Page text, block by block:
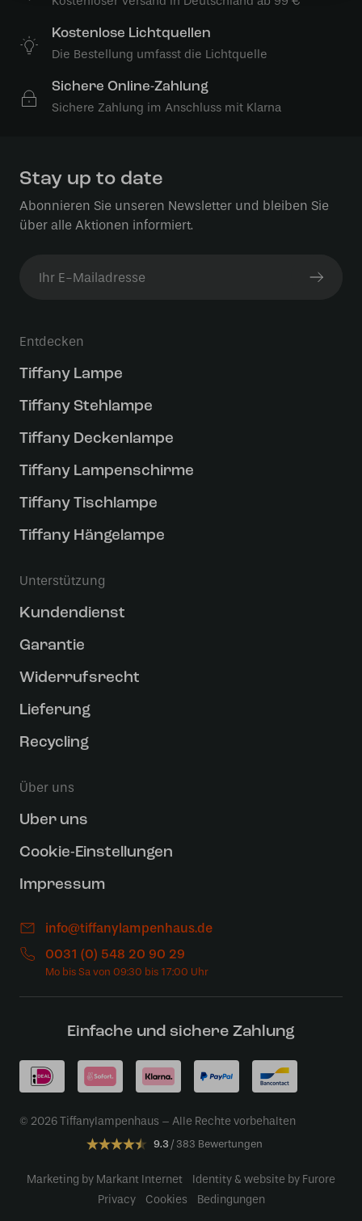
Kostenlose Lichtquellen
Die Bestellung umfasst die Lichtquelle
Sichere Online-Zahlung
Sichere Zahlung im Anschluss mit Klarna
Stay up to date
Abonnieren Sie unseren Newsletter und bleiben Sie
über alle Aktionen informiert.
Entdecken
Tiffany Lampe
Tiffany Stehlampe
Tiffany Deckenlampe
Tiffany Lampenschirme
Tiffany Tischlampe
Tiffany Hängelampe
Unterstützung
Kundendienst
Garantie
Widerrufsrecht
Lieferung
Recycling
Über uns
Uber uns
Cookie-Einstellungen
Impressum
info@tiffanylampenhaus.de
0031 (0) 548 20 90 29
Einfache und sichere Zahlung
© 2026 Tiffanylampenhaus – Alle Rechte vorbehalten
9.3 383 Bewertungen
Marketing by Markant Internet
Identity & website by Furore
Privacy
Cookies Bedingungen